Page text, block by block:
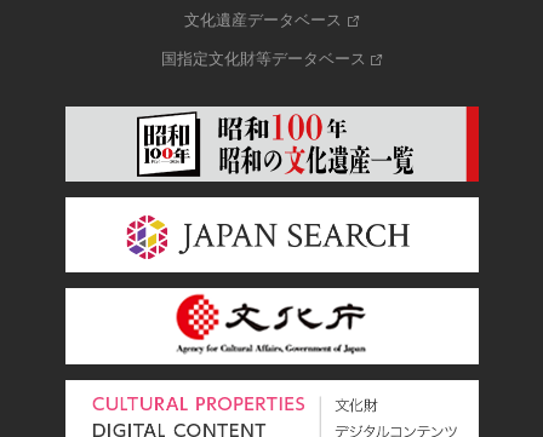
文化遺産データベース
国指定文化財等データベース